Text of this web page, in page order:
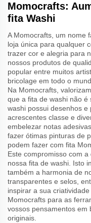
Momocrafts:
fita Washi
A Momocrafts, um nome
loja única para qualquer
trazer cor e alegria para
nossos produtos de
popular entre muitos
bricolage em todo o
Na Momocrafts,
que a fita de washi não é
washi possui desenhos
acrescentes classe e
embelezar notas
fazer ótimas pinturas de
podem fazer com fita
Este compromisso com
nossa fita de washi. Isto
também a harmonia de
transparentes e selos,
inspirar a sua
Momocrafts para as
vossos pensamentos em
originais.